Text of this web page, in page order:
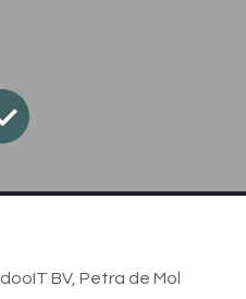
dooIT BV, Petra de Mol